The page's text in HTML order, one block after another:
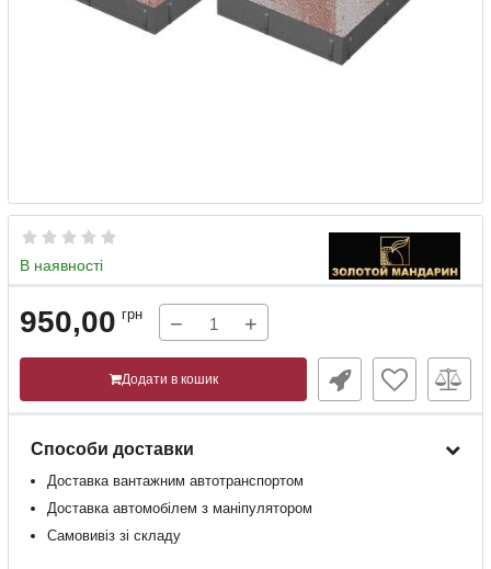
В наявності
950,00 грн − +
Додати в кошик
Способи доставки
Доставка вантажним автотранспортом
Доставка автомобілем з маніпулятором
Самовивіз зі складу